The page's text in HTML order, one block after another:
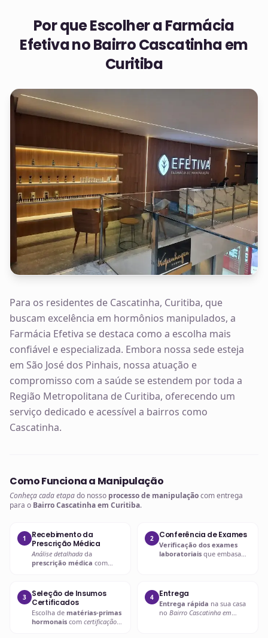
Por que Escolher a Farmácia
Efetiva noBairro Cascatinha em
Curitiba
Para os residentes de Cascatinha, Curitiba, que
buscam excelência em hormônios manipulados, a
Farmácia Efetiva se destaca como a escolha mais
confiável e especializada. Embora nossa sede esteja
em São José dos Pinhais, nossa atuação e
compromisso com a saúde se estendem por toda a
Região Metropolitana de Curitiba, oferecendo um
serviço dedicado e acessível a bairros como
Cascatinha.
Como Funciona a Manipulação
Conheça cada etapado nosso processo de manipulaçãocom entrega
para o Bairro Cascatinha em Curitiba.
1
Recebimento da
Prescrição Médica
Análise detalhada da
prescrição médica com
2 Conferência de Exames
Verificação dos exames
laboratoriais que embasam
3
Seleção de Insumos
Certificados
Escolha de matérias-primas
hormonais com certificação
4 Entrega
Entrega rápida na sua casa
no Bairro Cascatinha em